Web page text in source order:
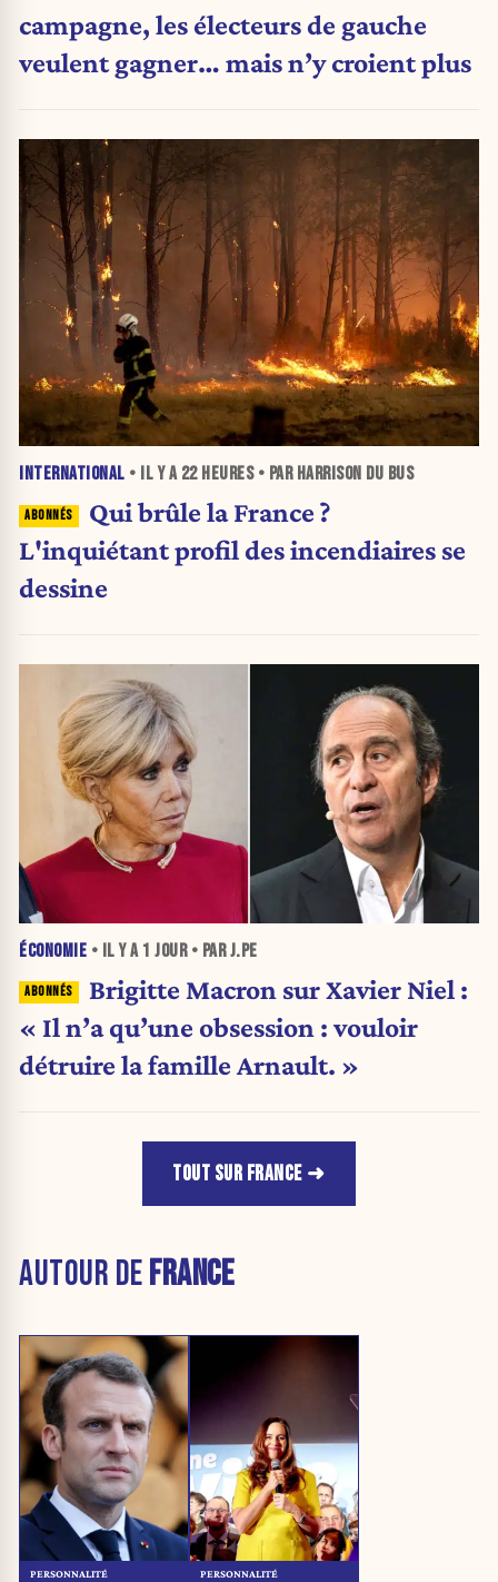
campagne, les électeurs de gauche
veulent gagner… mais n’y croient plus
INTERNATIONAL • IL Y A 22 HEURES• PAR HARRISON DU BUS
Qui brûle la France ?
L'inquiétant profil des incendiaires se
dessine
ÉCONOMIE • IL Y A 1 JOUR• PAR J.PE
Brigitte Macron sur Xavier Niel :
« Il n’a qu’une obsession : vouloir
détruire la famille Arnault. »
TOUT SUR FRANCE
AUTOUR DEFRANCE
PERSONNALITÉ PERSONNALITÉ